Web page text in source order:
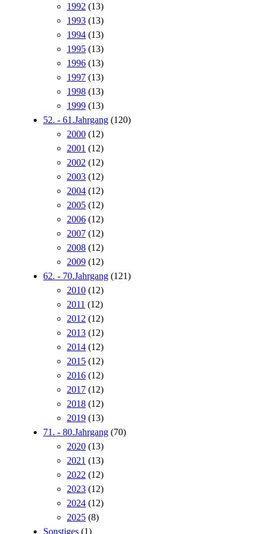
1992 (13)
1993 (13)
1994 (13)
1995 (13)
1996 (13)
1997 (13)
1998 (13)
1999 (13)
52. - 61.Jahrgang (120)
2000 (12)
2001 (12)
2002 (12)
2003 (12)
2004 (12)
2005 (12)
2006 (12)
2007 (12)
2008 (12)
2009 (12)
62. - 70.Jahrgang (121)
2010 (12)
2011 (12)
2012 (12)
2013 (12)
2014 (12)
2015 (12)
2016 (12)
2017 (12)
2018 (12)
2019 (13)
71. - 80.Jahrgang (70)
2020 (13)
2021 (13)
2022 (12)
2023 (12)
2024 (12)
2025 (8)
Sonstiges (1)